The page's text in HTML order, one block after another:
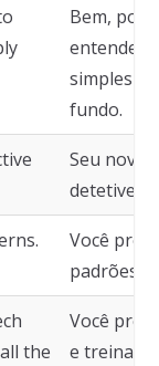
Bem,
entender
fundo.
Seu novo
detetive
Você
padrões.
the
Você
e treinar